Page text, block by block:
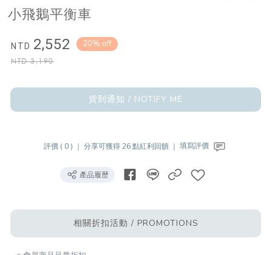
小飛鵝平衡車
NTD 2,552
NTD3,190
20% off
貨到通知 / NOTIFY ME
評價 ( 0 ) ｜分享可獲得 26 點紅利回饋 ｜填寫評價
產品履歷
相關折扣活動 / PROMOTIONS